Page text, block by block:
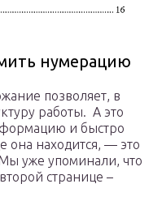
нумерацию
позволяет, в
работы. А это
и быстро
она находится, — это
уже упоминали, что
странице –